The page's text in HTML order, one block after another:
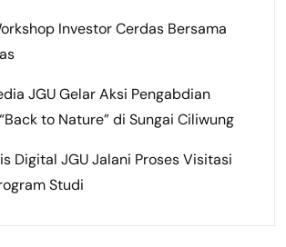
Investor Cerdas Bersama
JGU Gelar Aksi Pengabdian
to Nature” di Sungai Ciliwung
Digital JGU Jalani Proses Visitasi
Studi